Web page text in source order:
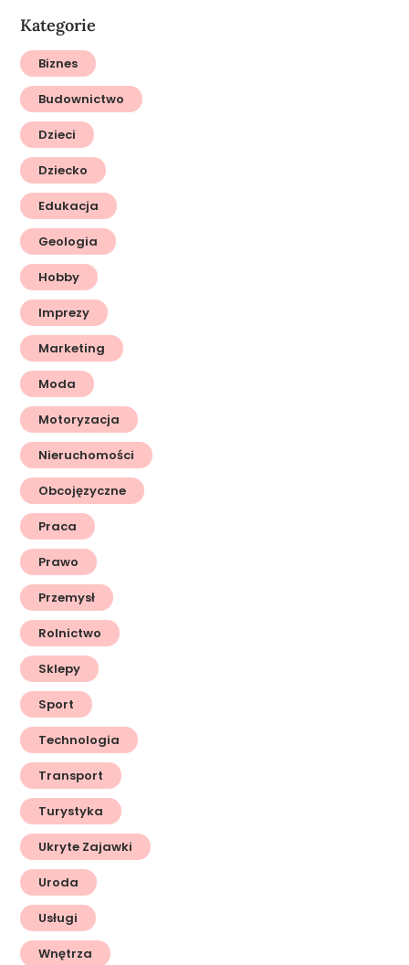
Kategorie
Biznes
Budownictwo
Dzieci
Dziecko
Edukacja
Geologia
Hobby
Imprezy
Marketing
Moda
Motoryzacja
Nieruchomości
Obcojęzyczne
Praca
Prawo
Przemysł
Rolnictwo
Sklepy
Sport
Technologia
Transport
Turystyka
Ukryte Zajawki
Uroda
Usługi
Wnętrza